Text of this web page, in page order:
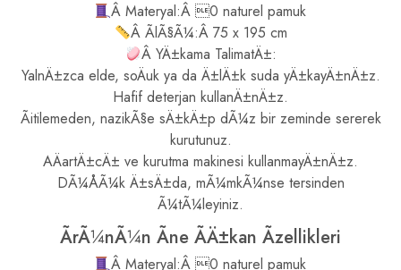
Â Materyal:Â 0 naturel pamuk
Â ÃlÃ§Ã¼:Â 75 x 195 cm
Â YÄ±kama TalimatÄ±:
YalnÄ±zca elde, soÄuk ya da Ä±lÄ±k suda yÄ±kayÄ±nÄ±z.
Hafif deterjan kullanÄ±nÄ±z.
Ãitilemeden, nazikÃ§e sÄ±kÄ±p dÃ¼z bir zeminde sererek
kurutunuz.
AÄartÄ±cÄ± ve kurutma makinesi kullanmayÄ±nÄ±z.
DÃ¼ÅÃ¼k Ä±sÄ±da, mÃ¼mkÃ¼nse tersinden
Ã¼tÃ¼leyiniz.
ÃrÃ¼nÃ¼n Ãne ÃÄ±kan Ãzellikleri
Â Materyal:Â 0 naturel pamuk